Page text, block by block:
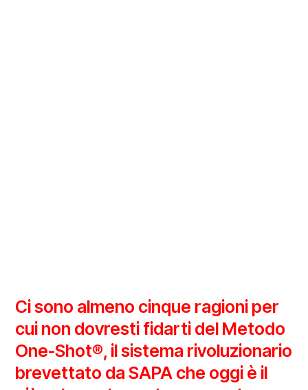
Ci sono almeno cinque ragioni per
cui non dovresti fidarti del Metodo
One-Shot®, il sistema rivoluzionario
brevettato da SAPA che oggi è il